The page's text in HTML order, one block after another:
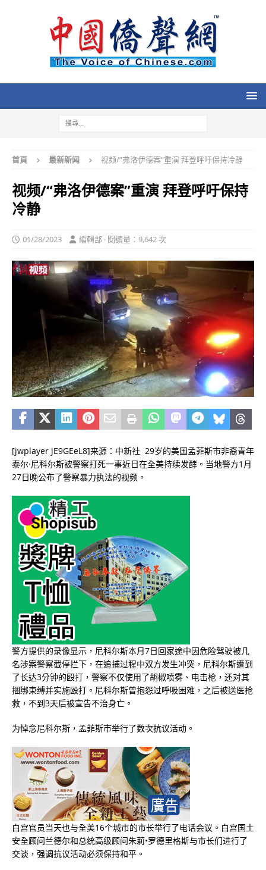
首頁 最新新闻 视频/“弗洛伊德案”重演 拜登呼吁保持冷静
视频/“弗洛伊德案”重演 拜登呼吁保持
冷静
01/28/2023 編輯部 · 閱讀量：9,642 次
[jwplayer jE9GEeL8]来源：中新社 29岁的美国孟菲斯市非裔青年
泰尔·尼科尔斯被警察打死一事近日在全美持续发酵。当地警方1月
27日晚公布了警察暴力执法的视频。
警方提供的录像显示，尼科尔斯本月7日回家途中因危险驾驶被几
名涉案警察截停拦下，在追捕过程中双方发生冲突，尼科尔斯遭到
了长达3分钟的殴打，警察不仅使用了胡椒喷雾、电击枪，还对其
捆绑束缚并实施殴打。尼科尔斯曾抱怨过呼吸困难，之后被送医抢
救，不到3天后被宣告不治身亡。
为悼念尼科尔斯，孟菲斯市举行了数次抗议活动。
白宫官员当天也与全美16个城市的市长举行了电话会议。白宫国土
安全顾问兰德尔和总统高级顾问朱莉•罗德里格斯与市长们进行了
交谈，强调抗议活动必须保持和平。